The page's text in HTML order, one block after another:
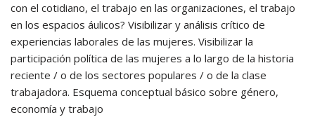
con el cotidiano, el trabajo en las organizaciones, el trabajo
en los espacios áulicos? Visibilizar y análisis crítico de
experiencias laborales de las mujeres. Visibilizar la
participación política de las mujeres a lo largo de la historia
reciente / o de los sectores populares / o de la clase
trabajadora. Esquema conceptual básico sobre género,
economía y trabajo